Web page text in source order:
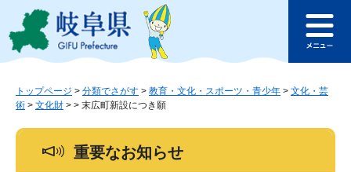
ジ
ュ
このページの本文へ
ュ
トップページ > 分類でさがす > 教育・文化・スポーツ・青少年 > 文化・芸
術 > 文化財 > > 末広町新設につき願
重要なお知らせ